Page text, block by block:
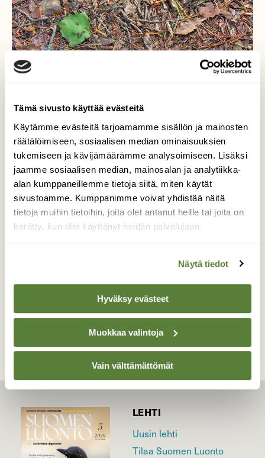
Tämä sivusto käyttää evästeitä
Käytämme evästeitä tarjoamamme sisällön ja mainosten
räätälöimiseen, sosiaalisen median ominaisuuksien
tukemiseen ja kävijämäärämme analysoimiseen. Lisäksi
jaamme sosiaalisen median, mainosalan ja analytiikka-
alan kumppaneillemme tietoja siitä, miten käytät
sivustoamme. Kumppanimme voivat yhdistää näitä
tietoja muihin tietoihin, joita olet antanut heille tai joita on
kerätty, kun olet käyttänyt heidän palvelujaan.
Näytä tiedot
Hyväksy evästeet
Muokkaa valintoja
Vain välttämättömät
Muurahaispolku
Se on samalla myös ihmispolku, joten paljon
muurahaisia tulee tallattua, joko vahingossa
tai tahallaan.
TAKAISIN LISTAAN
LEHTI
Uusin lehti
Tilaa Suomen Luonto